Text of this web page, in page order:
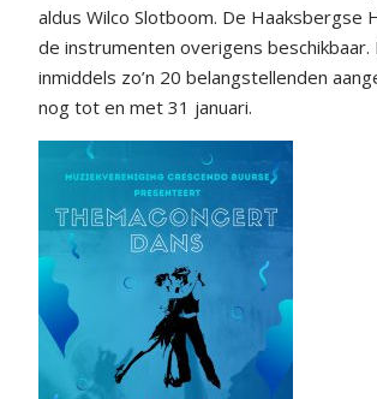
aldus Wilco Slotboom. De Haaksbergse
de instrumenten overigens beschikbaar.
inmiddels zo’n 20 belangstellenden
nog tot en met 31 januari.